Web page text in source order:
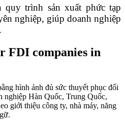
quy trình sản xuất phức tạp
nghiệp, giúp doanh nghiệp
FDI companies in
hình ảnh đủ sức thuyết phục đối
nghiệp Hàn Quốc, Trung Quốc,
giới thiệu công ty, nhà máy, năng